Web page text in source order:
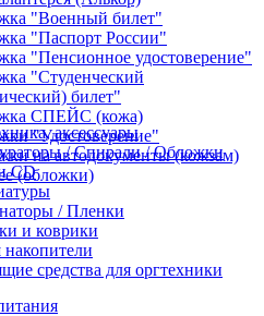
"Военный билет"
"Паспорт России"
"Пенсионное удостоверение"
"Студенческий
билет"
СПЕЙС (кожа)
"Удостоверение"
на автодокументы (кожзам)
(обложки)
аксессуары
/ Спирали / Обложки
CD
/ Пленки
и коврики
средства для оргтехники